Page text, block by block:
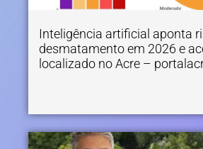
Inteligência artificial aponta
desmatamento em 2026 e
localizado no Acre –